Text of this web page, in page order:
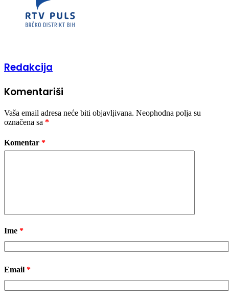
Redakcija
Komentariši
Vaša email adresa neće biti objavljivana. Neophodna polja su
označena sa *
Komentar *
Ime *
Email *